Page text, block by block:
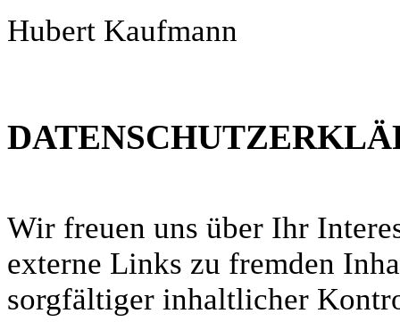
Hubert Kaufmann
Wir freuen uns über Ihr
externe Links zu fremden
sorgfältiger inhaltlicher